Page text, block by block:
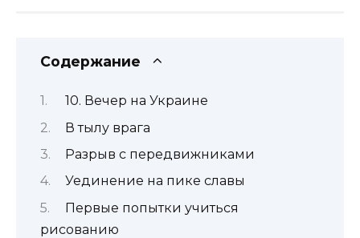
Содержание
10. Вечер на Украине
В тылу врага
Разрыв с передвижниками
Уединение на пике славы
Первые попытки учиться
рисованию